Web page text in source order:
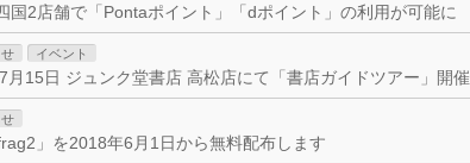
国2店舗で「Pontaポイント」「dポイント」の利用が可能に
イベント
月15日 ジュンク堂書店 高松店にて「書店ガイドツアー」開催
」を2018年6月1日から無料配布します